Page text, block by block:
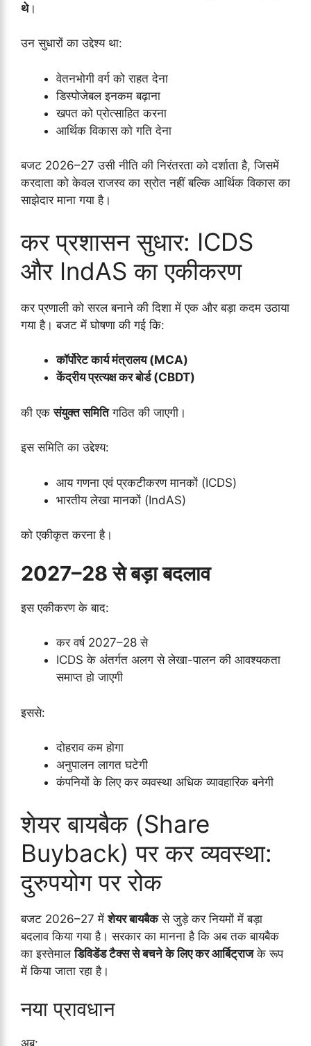
थे।
उन सुधारों का उद्देश्य था:
वेतनभोगी वर्ग को राहत देना
डिस्पोजेबल इनकम बढ़ाना
खपत को प्रोत्साहित करना
आर्थिक विकास को गति देना
बजट 2026–27 उसी नीति की निरंतरता को दर्शाता है, जिसमें
करदाता को केवल राजस्व का स्रोत नहीं बल्कि आर्थिक विकास का
साझेदार माना गया है।
कर प्रशासन सुधार: ICDS
और IndAS का एकीकरण
कर प्रणाली को सरल बनाने की दिशा में एक और बड़ा कदम उठाया
गया है। बजट में घोषणा की गई कि:
कॉर्पोरेट कार्य मंत्रालय (MCA)
केंद्रीय प्रत्यक्ष कर बोर्ड (CBDT)
की एकसंयुक्त समितिगठित की जाएगी।
इस समिति का उद्देश्य:
आय गणना एवं प्रकटीकरण मानकों (ICDS)
भारतीय लेखा मानकों (IndAS)
को एकीकृत करना है।
2027–28 से बड़ा बदलाव
इस एकीकरण के बाद:
कर वर्ष 2027–28 से
ICDS के अंतर्गत अलग से लेखा-पालन की आवश्यकता
समाप्त हो जाएगी
इससे:
दोहराव कम होगा
अनुपालन लागत घटेगी
कंपनियों के लिए कर व्यवस्था अधिक व्यावहारिक बनेगी
शेयर बायबैक (Share
Buyback) पर कर व्यवस्था:
दुरुपयोग पर रोक
बजट 2026–27 मेंशेयर बायबैकसे जुड़े कर नियमों में बड़ा
बदलाव किया गया है। सरकार का मानना है कि अब तक बायबैक
का इस्तेमालडिविडेंड टैक्स से बचने के लिए कर आर्बिट्राजके रूप
में किया जाता रहा है।
नया प्रावधान